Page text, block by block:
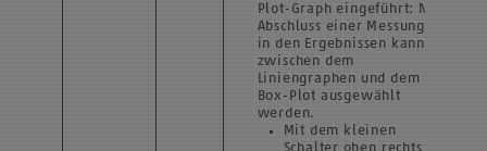
Plot-Graph eingeführt: Nach
Abschluss einer Messung und
in den Ergebnissen kann nun
zwischen dem
Liniengraphen und dem
Box-Plot ausgewählt
werden.
Mit dem kleinen